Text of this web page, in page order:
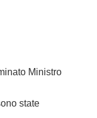
Ministro
state